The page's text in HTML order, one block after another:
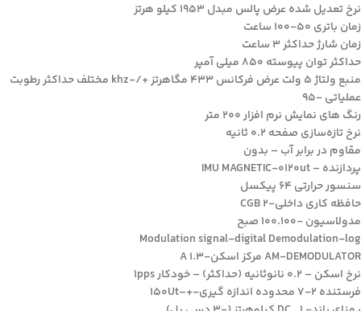
نرخ تعدیل شده عرض پالس مبدل 1953 کیلو هرتز
زمان باتری 50-100 ساعت
زمان شارژ حداکثر 3 ساعت
حداکثر توان پیوسته 850 میلی آمپر
منبع ولتاژ 5 ولت عرض فرکانس 433 مگاهرتز +/-khz مختلف حداکثر رطوبت
عملیاتی -95
رنگ های نمایش نرم افزار 200 متر
نرخ تازه‌سازی صفحه 0.2 ثانیه
مقاوم در برابر آب – بدون
پردازنده – IMU MAGNETIC-0120ut
سنسور حرارتی 64 پیکسل
حافظه کاری داخلی-2 CGB
مدولاسیون -100.100 صبح
Modulation signal-digital Demodulation-log
AM-DEMODULATOR مرکز اسکن-1.3 A
نرخ اسکن – 0.2 نانوثانیه (حداکثر) – خودکار 1pps
فرستنده 2-7 محدوده اندازه گیری-+–150Ut